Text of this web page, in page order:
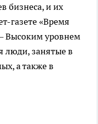
бизнеса, и их
газете «Время
Высоким уровнем
люди, занятые в
а также в